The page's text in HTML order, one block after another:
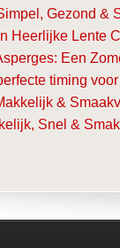
Gezond &
Heerlijke Lente
Een
timing
&
Snel &